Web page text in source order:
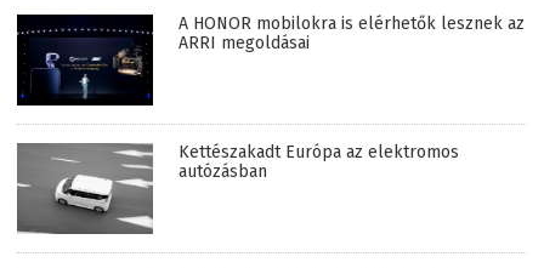
A HONOR mobilokra is elérhetők lesznek az
ARRI megoldásai
Kettészakadt Európa az elektromos
autózásban